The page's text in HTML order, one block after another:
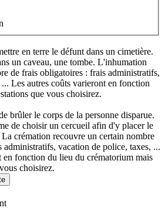
en terre le défunt dans un cimetière.
un caveau, une tombe. L'inhumation
de frais obligatoires : frais administratifs,
Les autres coûts varieront en fonction
que vous choisirez.
brûler le corps de la personne disparue.
de choisir un cercueil afin d'y placer le
crémation recouvre un certain nombre
vacation de police, taxes, ...
en fonction du lieu du crématorium mais
choisirez.